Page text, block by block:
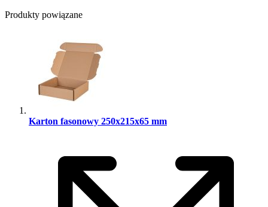
Produkty powiązane
Karton fasonowy 250x215x65 mm